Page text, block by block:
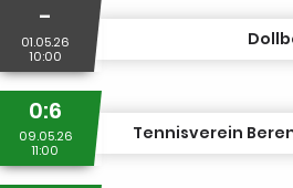
-
01.05.26
10:00
0:6
09.05.26
11:00
Tennisverein